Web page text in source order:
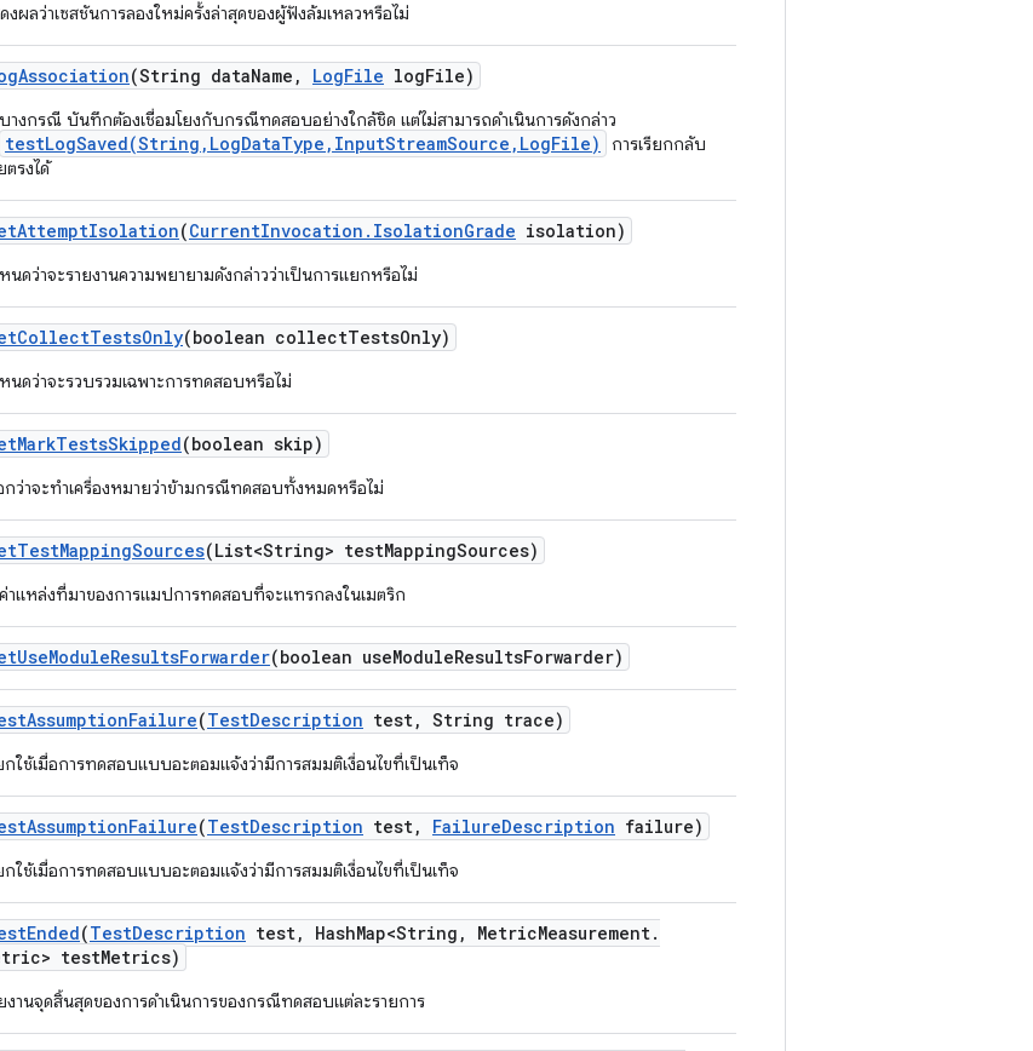
งผลว่าเซสชันการลองใหม่ครั้งล่าสุดของผู้ฟังล้มเหลวหรือไม่
Association(String dataName , LogFile logFile)
างกรณี บันทึกต้องเชื่อมโยงกับกรณีทดสอบอย่างใกล้ชิด แต่ไม่สามารถดำเนินการดังกล่าว
testLogSaved(String,LogDataType,InputStreamSource,LogFile)
การเรียกกลับ
ตรงได้
AttemptIsolation(CurrentInvocation . IsolationGrade isolation)
นดว่าจะรายงานความพยายามดังกล่าวว่าเป็นการแยกหรือไม่
CollectTestsOnly(boolean collectTestsOnly)
นดว่าจะรวบรวมเฉพาะการทดสอบหรือไม่
MarkTestsSkipped(boolean skip)
กว่าจะทำเครื่องหมายว่าข้ามกรณีทดสอบทั้งหมดหรือไม่
TestMappingSources(List<String> testMappingSources)
าแหล่งที่มาของการแมปการทดสอบที่จะแทรกลงในเมตริก
UseModuleResultsForwarder(boolean useModuleResultsForwarder)
AssumptionFailure(TestDescription test, String trace)
กใช้เมื่อการทดสอบแบบอะตอมแจ้งว่ามีการสมมติเงื่อนไขที่เป็นเท็จ
AssumptionFailure(TestDescription test, FailureDescription failure)
กใช้เมื่อการทดสอบแบบอะตอมแจ้งว่ามีการสมมติเงื่อนไขที่เป็นเท็จ
Ended(TestDescription test, HashMap<String , MetricMeasurement.
testMetrics)
งานจุดสิ้นสุดของการดำเนินการของกรณีทดสอบแต่ละรายการ